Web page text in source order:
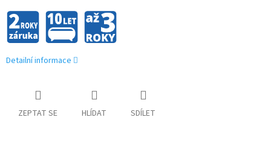
Detailní informace
ZEPTAT SE HLÍDAT SDÍLET